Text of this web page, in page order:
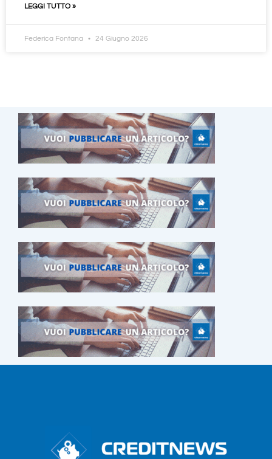
LEGGI TUTTO »
Federica Fontana 24 Giugno 2026